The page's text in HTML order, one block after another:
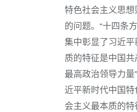
特色社会主义思
的问题。“十四条
集中彰显了习近
质的特征是中国
最高政治领导力量”
近平新时代中国
会主义最本质的特